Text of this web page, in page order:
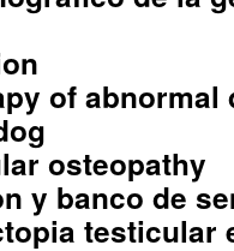
of abnormal
osteopathy
y banco de
testicular